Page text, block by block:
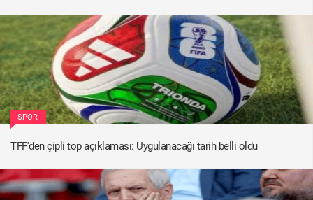
SPOR
TFF'den çipli top açıklaması: Uygulanacağı tarih belli oldu